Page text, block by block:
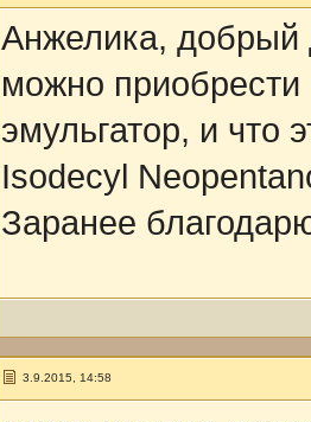
Анжелика, добрый
можно
эмульгатор, и что
Isodecyl
Заранее
3.9.2015, 14:58